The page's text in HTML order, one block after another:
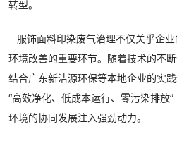
转型。
服饰面料印染废气治理不仅关乎企
环境改善的重要环节。随着技术的不
结合广东新洁源环保等本地企业的实
“高效净化、低成本运行、零污染排放
环境的协同发展注入强劲动力。